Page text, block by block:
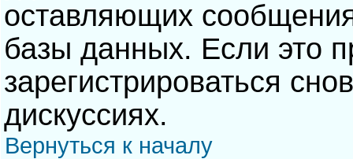
оставляющих
базы данных. Если это
зарегистрироваться
дискуссиях.
Вернуться к началу